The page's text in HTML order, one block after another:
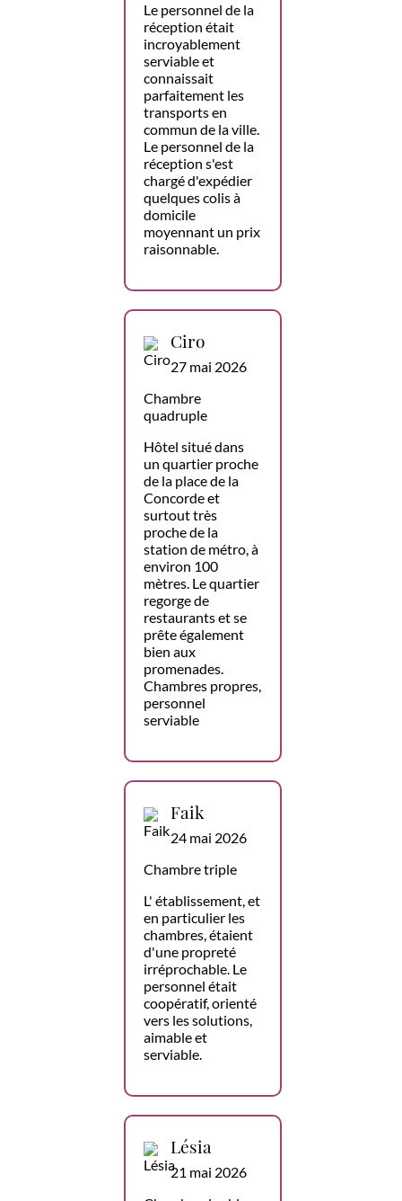
Le personnel de la
réception était
incroyablement
serviable et
connaissait
parfaitement les
transports en
commun de la ville.
Le personnel de la
réception s'est
chargé d'expédier
quelques colis à
domicile
moyennant un prix
raisonnable.
Ciro
27 mai 2026
Chambre
quadruple
Hôtel situé dans
un quartier proche
de la place de la
Concorde et
surtout très
proche de la
station de métro, à
environ 100
mètres. Le quartier
regorge de
restaurants et se
prête également
bien aux
promenades.
Chambres propres,
personnel
serviable
Faik
24 mai 2026
Chambre triple
L' établissement, et
en particulier les
chambres, étaient
d'une propreté
irréprochable. Le
personnel était
coopératif, orienté
vers les solutions,
aimable et
serviable.
Lésia
21 mai 2026